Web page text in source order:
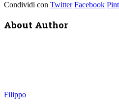
Condividi con Twitter Facebook
About Author
Filippo